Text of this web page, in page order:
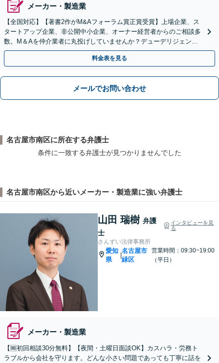
メーカー・製造業
【全国対応】【著書2作がM&Aフォーラム賞正賞受賞】上場企業、ス
タートアップ企業、非公開中小企業、オーナー経営者からのご相談多
数。M＆Aを仲介業者に丸投げしていませんか？デューデリジェンス
や契約書作成・交渉はお任せください【初回無料】
料金表を見る
メールでお問い合わせ
名古屋市南区に所在する弁護士
条件に一致する弁護士が見つかりませんでした
名古屋市南区から近いメーカー・製造業に強い弁護士
山田 瑞樹 弁護
士
インタビューを見
る
さんずい法律事務所
愛知
県
名古屋市
緑区
営業時間：09:30~19:00
（平日）
メーカー・製造業
【🆓初回相談30分無料】【夜間・土曜日面談OK】カスハラ・労務ト
ラブルから会社を守ります。どんな小さい問題であっても丁寧に話を